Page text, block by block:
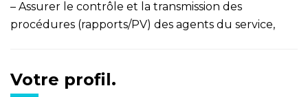
– Assurer le contrôle et la transmission des
procédures (rapports/PV) des agents du service,
Votre profil.